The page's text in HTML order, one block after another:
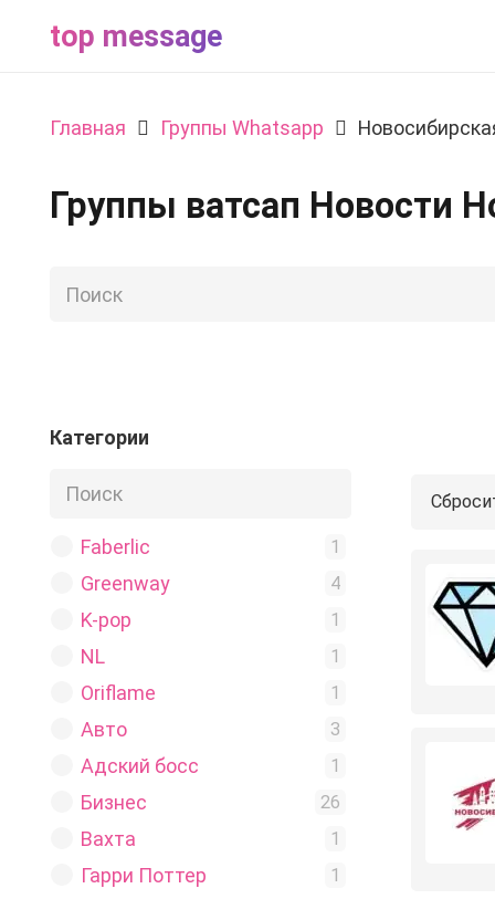
top message
Главная Группы Whatsapp
Группы ватсап Новости
Категории
Faberlic 1
Greenway 4
K-pop 1
NL 1
Oriflame 1
Авто 3
Адский босс 1
Бизнес 26
Вахта 1
Гарри Поттер 1